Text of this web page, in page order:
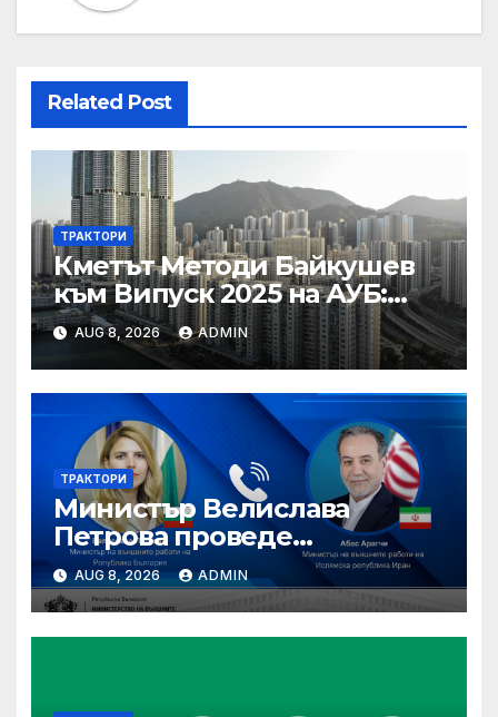
Related Post
ТРАКТОРИ
Кметът Методи Байкушев
към Випуск 2025 на АУБ:
“Помнете Благоевград и се
връщайте тук!”
AUG 8, 2026 ADMIN
ТРАКТОРИ
Министър Велислава
Петрова проведе
телефонен разговор с
министъра на външните
работи на Ислямска
република Иран Абас
AUG 8, 2026 ADMIN